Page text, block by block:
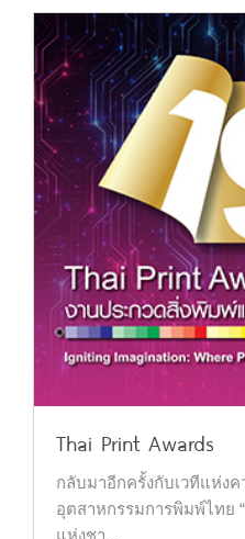
Thai Print Awards
กลับมาอีกครั้งกับเวทีแห่ง
อุตสาหกรรมการพิมพ์ไทย
แห่งชา...